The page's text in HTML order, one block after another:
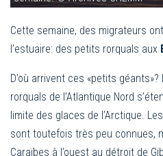
Cette semaine, des migrateurs
l’estuaire: des petits rorquals aux
D’où arrivent ces «petits
rorquals de l’Atlantique Nord
limite des glaces de l’Arctique.
sont toutefois très peu connues,
Caraïbes à l’ouest au détroit de